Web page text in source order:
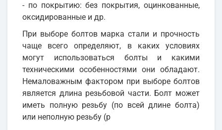
- по покрытию: без покрытия, оцинкованные,
оксидированные и др.
При выборе болтов марка стали и прочность
чаще всего определяют, в каких условиях
могут использоваться болты и какими
техническими особенностями они обладают.
Немаловажным фактором при выборе болтов
является длина резьбовой части. Болт может
иметь полную резьбу (по всей длине болта)
или неполную резьбу (р